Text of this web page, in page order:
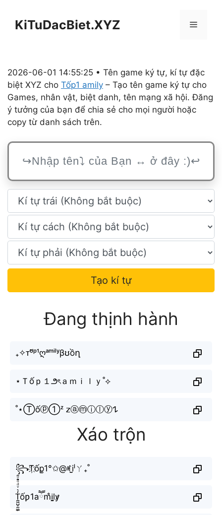
KiTuDacBiet.XYZ Menu
2026-06-01 14:55:25 • Tên game ký tự, kí tự đặc
biệt XYZ cho Tốp1 amily – Tạo tên game ký tự cho
Games, nhân vật, biệt danh, tên mạng xã hội. Đăng
ý tưởng của bạn để chia sẻ cho mọi người hoặc
copy từ danh sách trên.
Tạo kí tự
Đang thịnh hành
₊✧ᴛᵒ̂́ᵖ¹ღᵃᵐⁱˡʸβʊồղ
⋆Ｔốｐ１౨ৎａｍｉｌｙ˚⟡
˚⋆Ⓣốⓟ①ᶻ 𝗓ⓐⓜⓘⓛⓨ𐰁
Xáo trộn
꧂T҉ốp͚1°✩@ꎭi̤̮ˡㄚ₊˚
T̼͖̺̠̰͇̙̓͛ͮͩͦ̎ͦ̑ͅốƿ1aཽm̐i̠l̤̮y̷